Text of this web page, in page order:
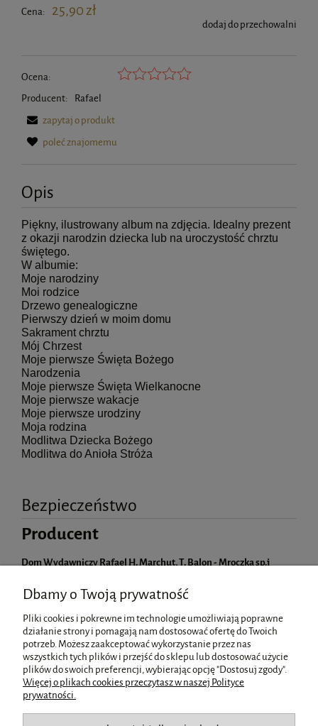
Cena: 25,90 zł
dodaj do przechowalni
Ocena:
Producent:
Rafael
zapytaj o produkt
poleć znajomemu
Opis
Piękny, ilustrowany album na zdjęcia. Idealny prezent
z okazji narodzin dziecka lub na uroczystość chrztu
świętego.
W albumie:
Moje narodziny
Moi rodzice
Drzewo genealogiczne
Pierwszy dzień w moim domu
Sakrament chrztu
Mój Chrzest
Moje pierwsze Święta Bożego
Narodzenia
Moje pierwsze Święta Wielkanocne
Moje pierwsze wakacje
Moje pierwsze urodziny
Moja rodzina
Modlitwa Dziecka Bożego
Modlitwa do Anioła Stróża
Bezpieczeństwo
Producent
Dom Wydawniczy Rafael H. Marchut, T. Balon - Mroczka sp.j
31-532 Kraków, Polska
rafael@rafael.pl
Pomoc
Dbamy o Twoją prywatność
Pliki cookies i pokrewne im technologie umożliwiają poprawne
działanie strony i pomagają nam dostosować ofertę do Twoich
potrzeb. Możesz zaakceptować wykorzystanie przez nas
wszystkich tych plików i przejść do sklepu lub dostosować użycie
plików do swoich preferencji, wybierając opcję "Dostosuj zgody".
Więcej o plikach cookies przeczytasz w naszej Polityce
prywatności.